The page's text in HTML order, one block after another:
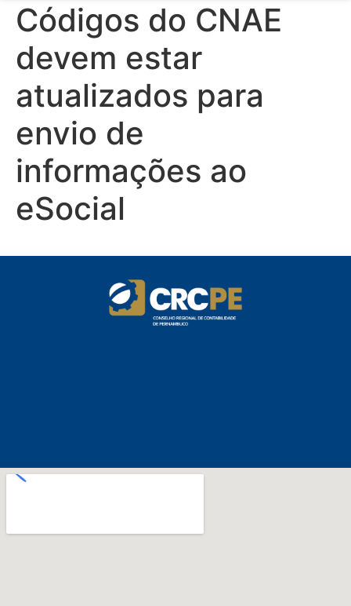
Códigos do CNAE
devem estar
atualizados para
envio de
informações ao
eSocial